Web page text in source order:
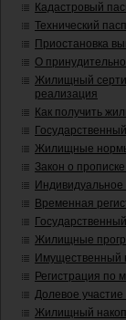
Кадастровый
Технический
Приостановка
О
Жилищный
реализация
Как получить
Жилищные
Закон о
Временная
Жилищные
Имущественный
Регистрация по
Долевое участие
Жилищный